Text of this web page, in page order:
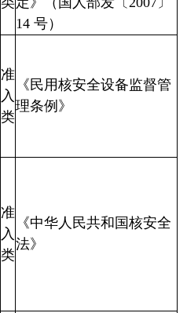
14 号）
准
入
类
《民用核安全设备监督管
理条例》
准
入
类
《中华人民共和国核安全
法》